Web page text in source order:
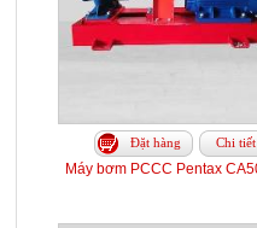
Đặt hàng Chi tiết
Máy bơm PCCC Pentax